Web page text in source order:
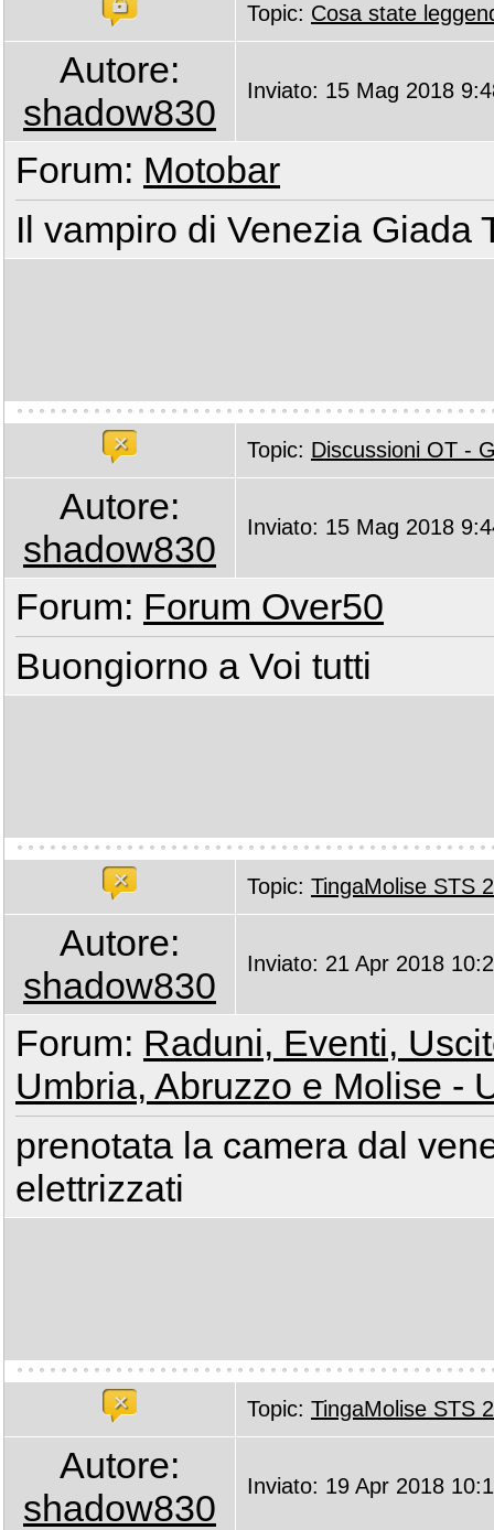
Topic: Cosa state
Autore:
shadow830
Inviato: 15 Mag 2018
Forum: Motobar
Il vampiro di Venezia Giada
Topic: Discussioni OT -
Autore:
shadow830
Inviato: 15 Mag 2018
Forum: Forum Over50
Buongiorno a Voi tutti
Topic: TingaMolise STS
Autore:
shadow830
Inviato: 21 Apr 2018
Forum: Raduni, Eventi,
Umbria, Abruzzo e Molise -
prenotata la camera dal
elettrizzati
Topic: TingaMolise STS
Autore:
shadow830
Inviato: 19 Apr 2018